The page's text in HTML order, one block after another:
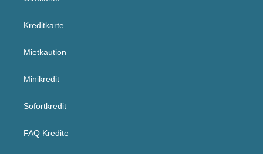
Kreditkarte
Mietkaution
Minikredit
Sofortkredit
FAQ Kredite